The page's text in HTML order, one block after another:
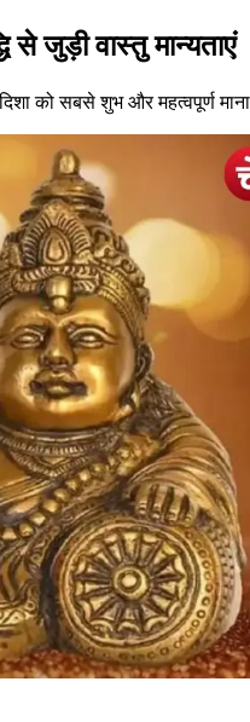
जुड़ी वास्तु मान्यताएं
को सबसे शुभ और महत्वपूर्ण